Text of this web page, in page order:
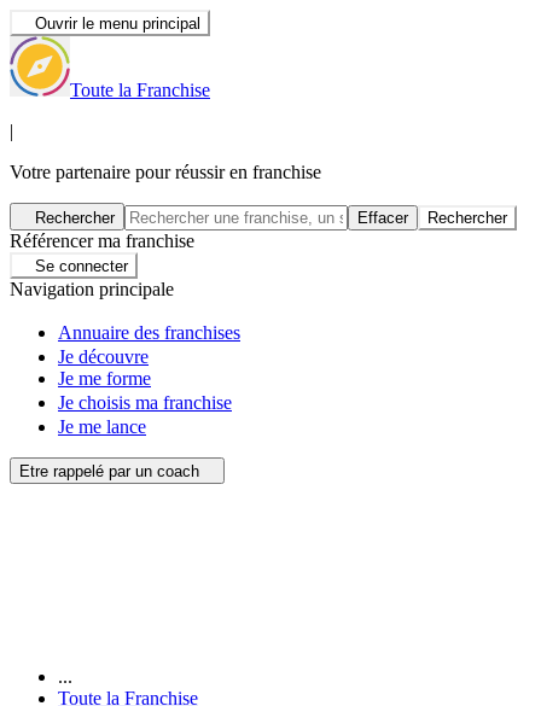
Ouvrir le menu principal
Toute la Franchise
|
Votre partenaire pour réussir en franchise
Rechercher Effacer Rechercher
Référencer ma franchise
Se connecter
Navigation principale
Annuaire des franchises
Je découvre
Je me forme
Je choisis ma franchise
Je me lance
Etre rappelé par un coach
...
Toute la Franchise